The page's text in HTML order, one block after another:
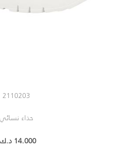
2110203
حذاء نسائي
14.000 د.ك.‏